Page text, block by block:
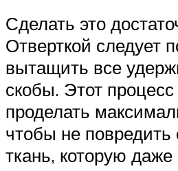
Сделать это
Отверткой следует
вытащить все
скобы. Этот
проделать
чтобы не
ткань, которую